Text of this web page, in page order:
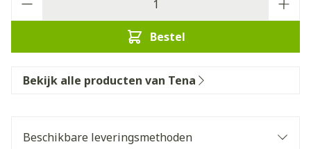
Bestel
Bekijk alle producten van Tena
Beschikbare leveringsmethoden